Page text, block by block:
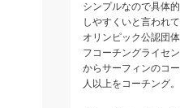
シンプルなので具体
しやすくいと言われて
オリンピック公認団
フコーチングライセ
からサーフィンのコ
人以上をコーチング。